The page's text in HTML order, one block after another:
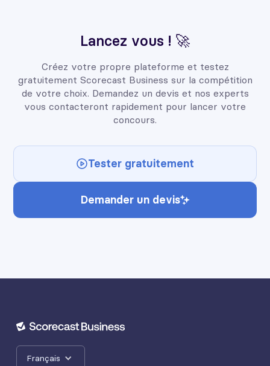
Lancez vous ! 🚀
Créez votre propre plateforme et testez
gratuitement Scorecast Business sur la compétition
de votre choix. Demandez un devis et nos experts
vous contacteront rapidement pour lancer votre
concours.
Tester gratuitement
Demander un devis
Français